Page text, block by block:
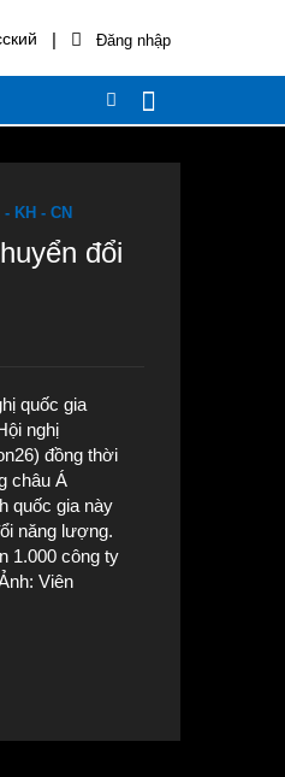
|
KH - CN
đổi
quốc gia
nghị
đồng thời
châu Á
quốc gia này
năng lượng.
1.000 công ty
Viên